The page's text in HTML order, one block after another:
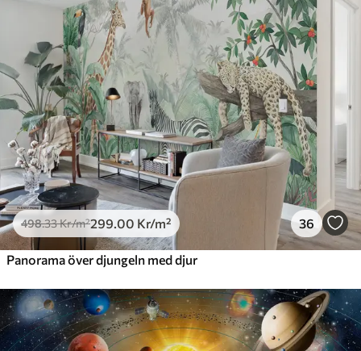
498.33Kr/m²299 .00 Kr/m² 36
Panorama över djungeln med djur